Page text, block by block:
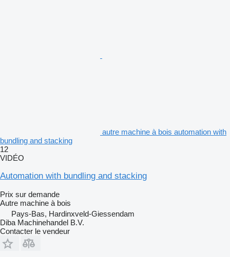
autre machine à bois automation with
bundling and stacking
12
VIDÉO
Automation with bundling and stacking
Prix sur demande
Autre machine à bois
Pays-Bas, Hardinxveld-Giessendam
Diba Machinehandel B.V.
Contacter le vendeur